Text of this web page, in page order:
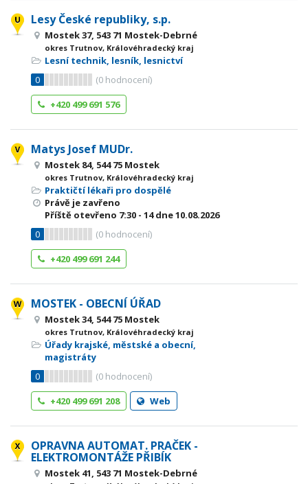
Lesy České republiky, s.p.
Mostek 37, 543 71 Mostek-Debrné
okres Trutnov, Královéhradecký kraj
Lesní technik, lesník, lesnictví
0
(0 hodnocení)
+420 499 691 576
Matys Josef MUDr.
Mostek 84, 544 75 Mostek
okres Trutnov, Královéhradecký kraj
Praktičtí lékaři pro dospělé
Právě je zavřeno
Příště otevřeno 7:30 - 14dne 10.08.2026
0
(0 hodnocení)
+420 499 691 244
MOSTEK - OBECNÍ ÚŘAD
Mostek 34, 544 75 Mostek
okres Trutnov, Královéhradecký kraj
Úřady krajské, městské a obecní,
magistráty
0
(0 hodnocení)
+420 499 691 208
Web
OPRAVNA AUTOMAT. PRAČEK -
ELEKTROMONTÁŽE PŘIBÍK
Mostek 41, 543 71 Mostek-Debrné